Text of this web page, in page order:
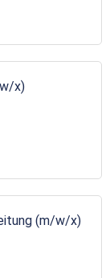
x)
(m/w/x)